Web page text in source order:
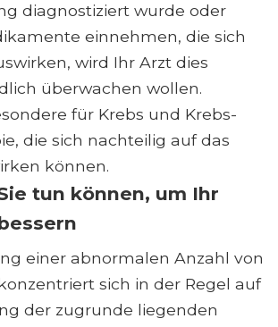
diagnostiziert wurde oder
einnehmen, die sich
wird Ihr Arzt dies
überwachen wollen.
für Krebs und Krebs-
die sich nachteilig auf das
können.
tun können, um Ihr
einer abnormalen Anzahl von
sich in der Regel auf
der zugrunde liegenden